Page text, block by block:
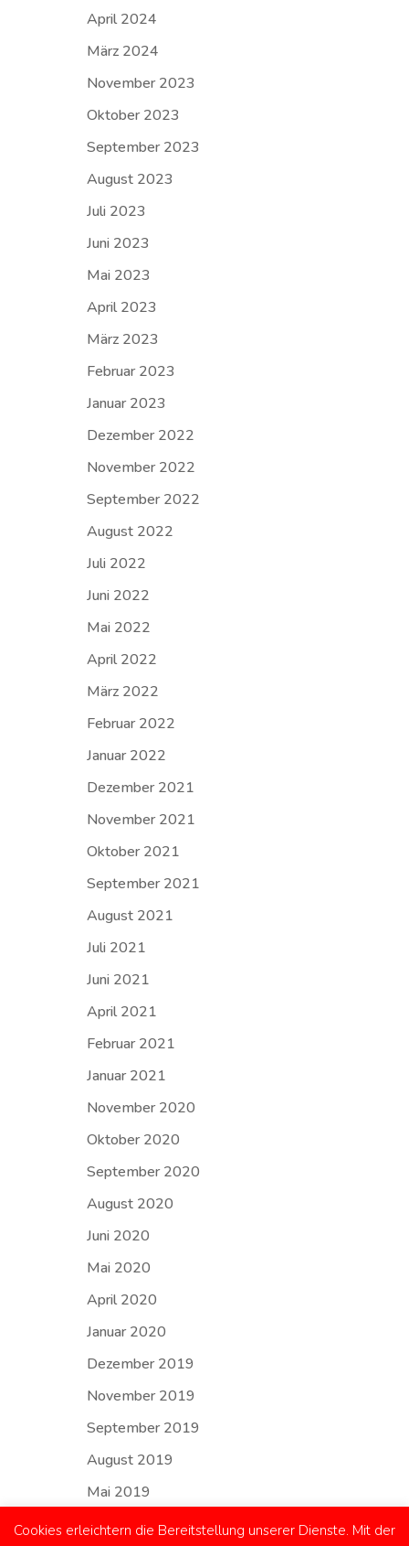
April 2024
März 2024
November 2023
Oktober 2023
September 2023
August 2023
Juli 2023
Juni 2023
Mai 2023
April 2023
März 2023
Februar 2023
Januar 2023
Dezember 2022
November 2022
September 2022
August 2022
Juli 2022
Juni 2022
Mai 2022
April 2022
März 2022
Februar 2022
Januar 2022
Dezember 2021
November 2021
Oktober 2021
September 2021
August 2021
Juli 2021
Juni 2021
April 2021
Februar 2021
Januar 2021
November 2020
Oktober 2020
September 2020
August 2020
Juni 2020
Mai 2020
April 2020
Januar 2020
Dezember 2019
November 2019
September 2019
August 2019
Mai 2019
Cookies erleichtern die Bereitstellung unserer Dienste. Mit der